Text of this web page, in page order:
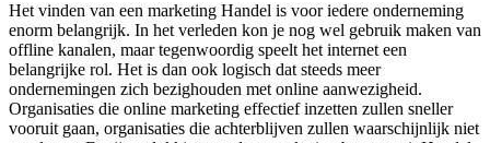
Het vinden van een marketing Handel is voor iedere onderneming
enorm belangrijk. In het verleden kon je nog wel gebruik maken van
offline kanalen, maar tegenwoordig speelt het internet een
belangrijke rol. Het is dan ook logisch dat steeds meer
ondernemingen zich bezighouden met online aanwezigheid.
Organisaties die online marketing effectief inzetten zullen sneller
vooruit gaan, organisaties die achterblijven zullen waarschijnlijk niet